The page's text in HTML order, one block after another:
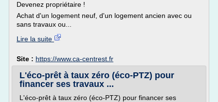
Devenez propriétaire !
Achat d'un logement neuf, d'un logement ancien avec ou
sans travaux ou...
Lire la suite
Site : https://www.ca-centrest.fr
L'éco-prêt à taux zéro (éco-PTZ) pour
financer ses travaux ...
L'éco-prêt à taux zéro (éco-PTZ) pour financer ses